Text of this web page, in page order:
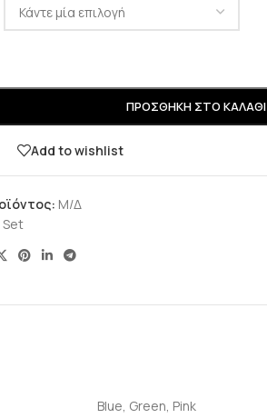
ΠΡΟΣΘΉΚΗ ΣΤΟ ΚΑΛΆΘΙ
Add to wishlist
Μ/Δ
Set
Blue, Green, Pink